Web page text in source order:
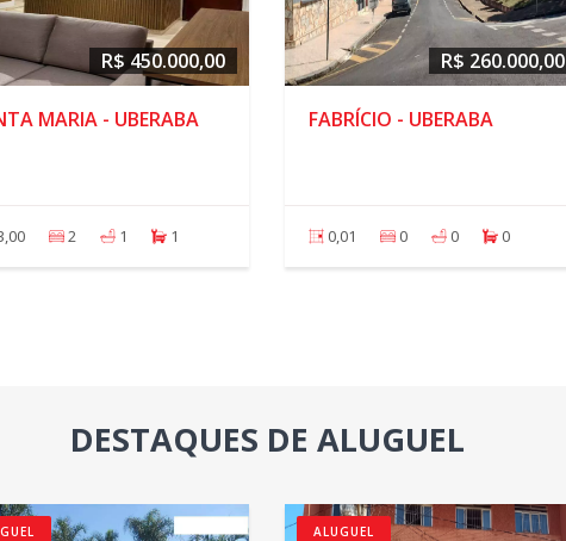
R$ 450.000,00
MARIA - UBERABA
2 1 1
R$ 260.000,00
FABRÍCIO - UBERABA
0,01 0 0 0
DESTAQUES DE ALUGUEL
ALUGUEL